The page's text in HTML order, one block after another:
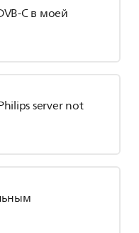
C в моей
server not